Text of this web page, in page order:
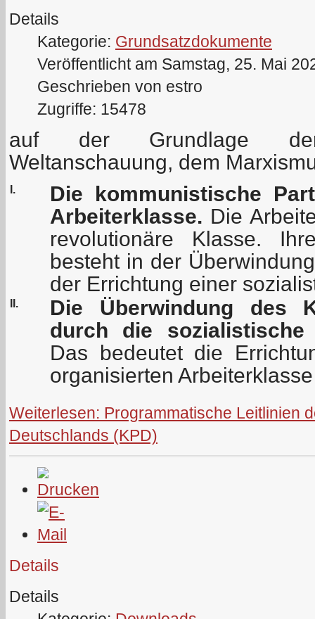
Details
Kategorie: Grundsatzdokumente
Veröffentlicht am Samstag, 25. Mai
Geschrieben von estro
Zugriffe: 15478
auf der Grundlage der
Weltanschauung, dem
I.
Die kommunistische
Arbeiterklasse. Die
revolutionäre Klasse.
besteht in der
der Errichtung einer
II.
Die Überwindung des
durch die sozialistische
Das bedeutet die
organisierten Arbeiterklasse
Weiterlesen: Programmatische Leitlinien
Deutschlands (KPD)
Details
Details